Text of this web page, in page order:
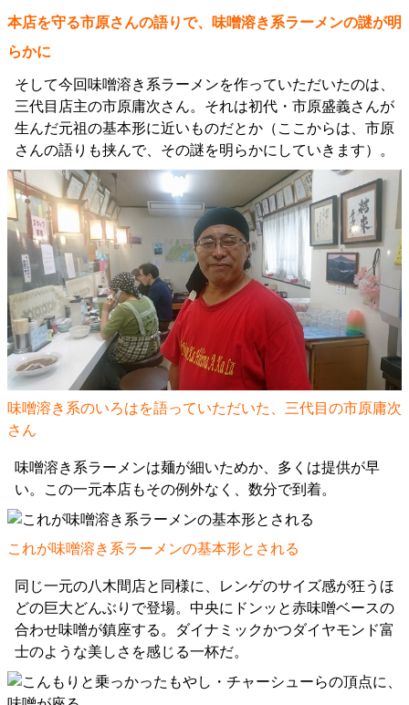
本店を守る市原さんの語りで、味噌溶き系ラーメンの謎が明
らかに
そして今回味噌溶き系ラーメンを作っていただいたのは、
三代目店主の市原庸次さん。それは初代・市原盛義さんが
生んだ元祖の基本形に近いものだとか（ここからは、市原
さんの語りも挟んで、その謎を明らかにしていきます）。
味噌溶き系のいろはを語っていただいた、三代目の市原庸次
さん
味噌溶き系ラーメンは麺が細いためか、多くは提供が早
い。この一元本店もその例外なく、数分で到着。
これが味噌溶き系ラーメンの基本形とされる
同じ一元の八木間店と同様に、レンゲのサイズ感が狂うほ
どの巨大どんぶりで登場。中央にドンッと赤味噌ベースの
合わせ味噌が鎮座する。ダイナミックかつダイヤモンド富
士のような美しさを感じる一杯だ。